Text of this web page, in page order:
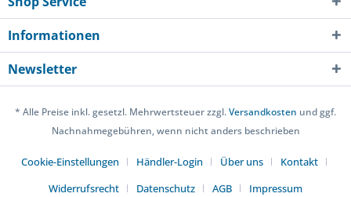
Informationen
Newsletter
* Alle Preise inkl. gesetzl. Mehrwertsteuer zzgl.Versandkosten und ggf.
Nachnahmegebühren, wenn nicht anders beschrieben
Cookie-Einstellungen Händler-Login Über uns
Kontakt
Widerrufsrecht
Datenschutz AGB
Impressum